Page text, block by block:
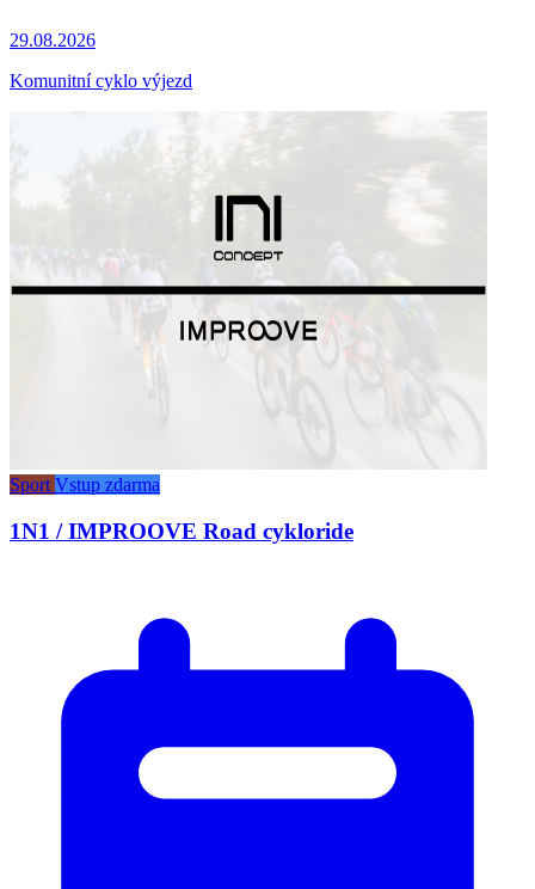
29.08.2026
Komunitní cyklo výjezd
Sport Vstup zdarma
1N1 / IMPROOVE Road cykloride